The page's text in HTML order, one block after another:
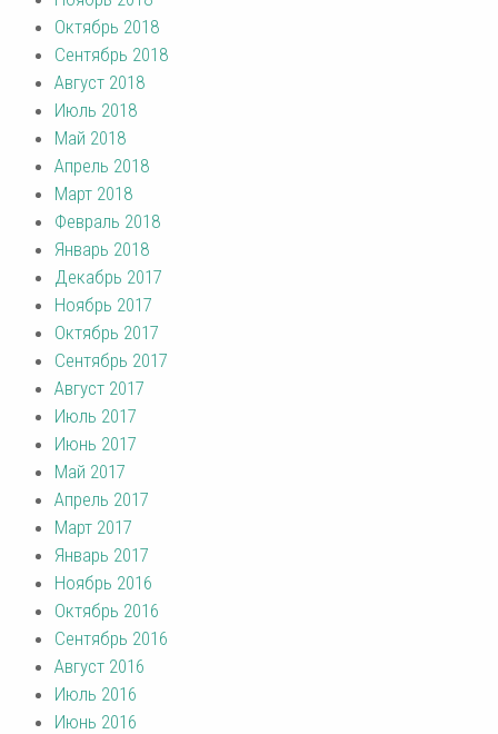
Октябрь 2018
Сентябрь 2018
Август 2018
Июль 2018
Май 2018
Апрель 2018
Март 2018
Февраль 2018
Январь 2018
Декабрь 2017
Ноябрь 2017
Октябрь 2017
Сентябрь 2017
Август 2017
Июль 2017
Июнь 2017
Май 2017
Апрель 2017
Март 2017
Январь 2017
Ноябрь 2016
Октябрь 2016
Сентябрь 2016
Август 2016
Июль 2016
Июнь 2016